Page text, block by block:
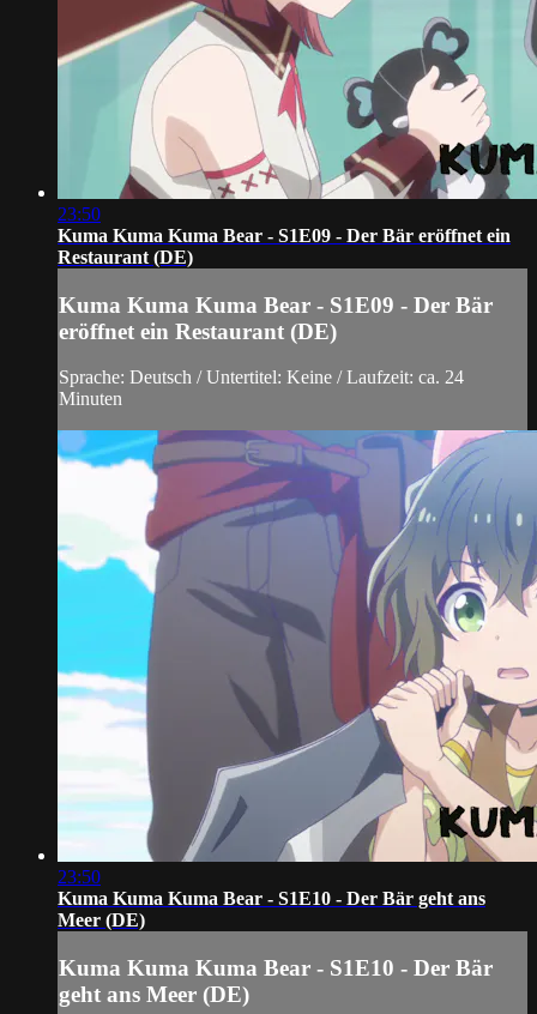
23:50
Kuma Kuma Kuma Bear - S1E09 - Der Bär eröffnet ein
Restaurant (DE)
Kuma Kuma Kuma Bear - S1E09 - Der Bär
eröffnet ein Restaurant (DE)
Sprache: Deutsch / Untertitel: Keine / Laufzeit: ca. 24
Minuten
23:50
Kuma Kuma Kuma Bear - S1E10 - Der Bär geht ans
Meer (DE)
Kuma Kuma Kuma Bear - S1E10 - Der Bär
geht ans Meer (DE)